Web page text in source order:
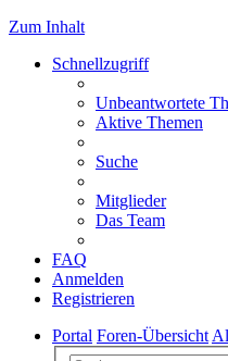
Zum Inhalt
Schnellzugriff
Unbeantwortete
Aktive Themen
Suche
Mitglieder
Das Team
FAQ
Anmelden
Registrieren
Portal Foren-Übersicht